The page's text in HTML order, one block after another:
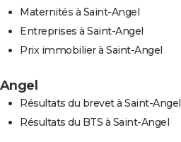
Maternités à Saint-Angel
Entreprises à Saint-Angel
Prix immobilier à Saint-Angel
Résultats du brevet à Saint-Angel
Résultats du BTS à Saint-Angel